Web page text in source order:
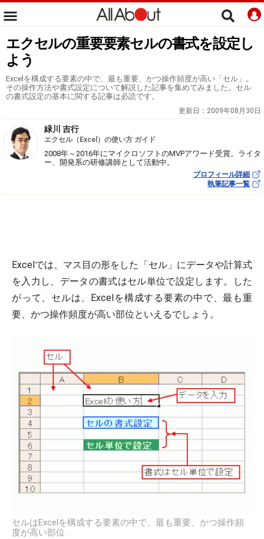
エクセルの重要要素セルの書式を設定し
よう
Excelを構成する要素の中で、最も重要、かつ操作頻度が高い「セル」。
その操作方法や書式設定について解説した記事を集めてみました。セル
の書式設定の基本に関する記事は必読です。
更新日： 2009年08月30日
緑川 吉行
エクセル（Excel）の使い方 ガイド
2008年～2016年にマイクロソフトのMVPアワード受賞。ライタ
ー、開発系の研修講師として活動中。
プロフィール詳細
執筆記事一覧
Excelでは、マス目の形をした「セル」にデータや計算式
を入力し、データの書式はセル単位で設定します。した
がって、セルは、Excelを構成する要素の中で、最も重
要、かつ操作頻度が高い部位といえるでしょう。
セルはExcelを構成する要素の中で、最も重要、かつ操作頻
度が高い部位